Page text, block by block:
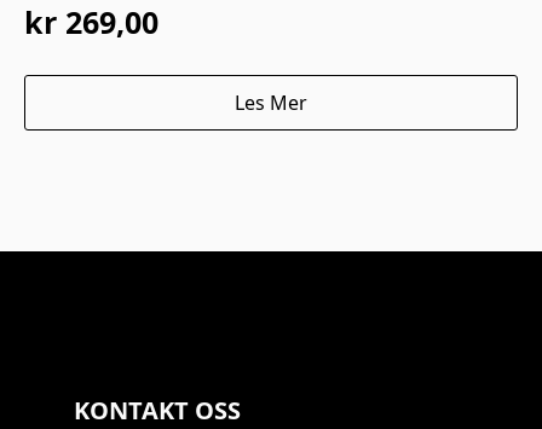
kr 269,00
Les Mer
KONTAKT OSS